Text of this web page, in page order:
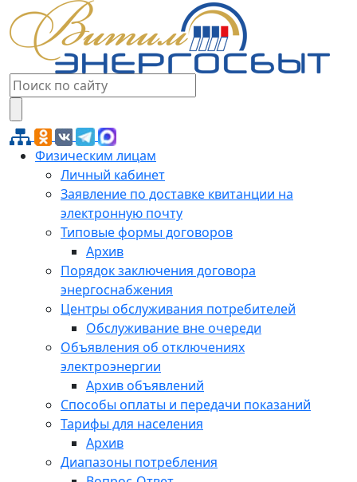
Физическим лицам
Личный кабинет
Заявление по доставке квитанции на
электронную почту
Типовые формы договоров
Архив
Порядок заключения договора
энергоснабжения
Центры обслуживания потребителей
Обслуживание вне очереди
Объявления об отключениях
электроэнергии
Архив объявлений
Способы оплаты и передачи показаний
Тарифы для населения
Архив
Диапазоны потребления